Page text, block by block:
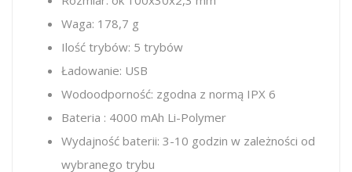
Waga: 178,7 g
Ilość trybów: 5 trybów
Ładowanie: USB
Wodoodporność: zgodna z normą IPX 6
Bateria : 4000 mAh Li-Polymer
Wydajność baterii: 3-10 godzin w zależności od
wybranego trybu